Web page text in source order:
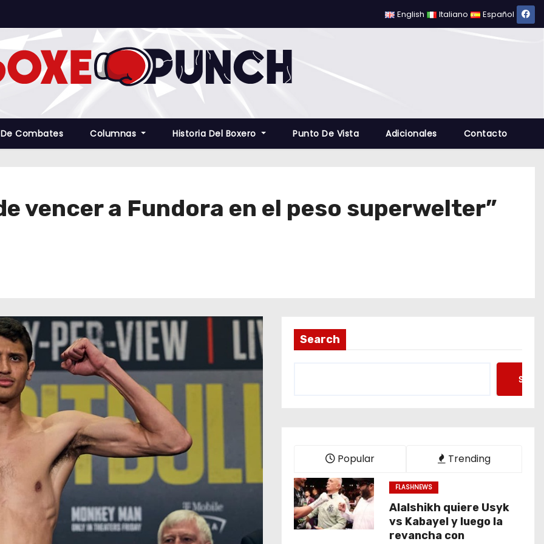
English Italiano Español
Combates Columnas Historia Del Boxero Punto De Vista Adicionales Contacto
vencer a Fundora en el peso superwelter”
Search
Popular Trending
FLASHNEWS
Alalshikh quiere Usyk
vs Kabayel y luego la
revancha con